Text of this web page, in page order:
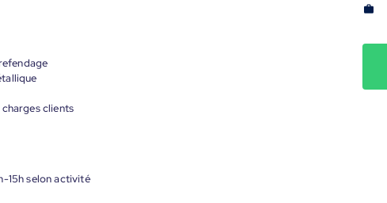
clients
15h selon activité